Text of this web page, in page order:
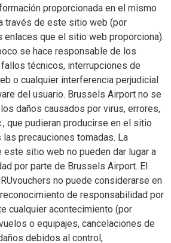
proporcionada en el mismo
través de este sitio web (por
enlaces que el sitio web proporciona).
se hace responsable de los
técnicos, interrupciones de
o cualquier interferencia perjudicial
del usuario. Brussels Airport no se
daños causados por virus, errores,
que pudieran producirse en el sitio
precauciones tomadas. La
sitio web no pueden dar lugar a
por parte de Brussels Airport. El
no puede considerarse en
de responsabilidad por
cualquier acontecimiento (por
o equipajes, cancelaciones de
debidos al control,